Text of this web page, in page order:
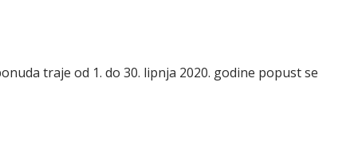
traje od 1. do 30. lipnja 2020. godine popust se